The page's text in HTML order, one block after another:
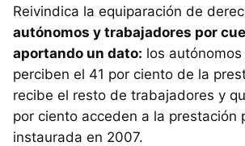
Reivindica la equiparación de
autónomos y trabajadores por
aportando un dato: los
perciben el 41 por ciento de la
recibe el resto de trabajadores y
por ciento acceden a la prestación
instaurada en 2007.